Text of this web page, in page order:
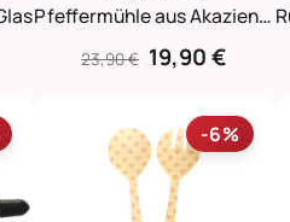
Pfeffermühle aus Akazienholz
23,90 € 19,90 €
-6%